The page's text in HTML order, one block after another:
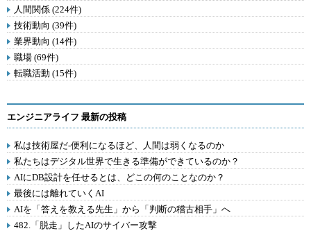
人間関係 (224件)
技術動向 (39件)
業界動向 (14件)
職場 (69件)
転職活動 (15件)
エンジニアライフ 最新の投稿
私は技術屋だ-便利になるほど、人間は弱くなるのか
私たちはデジタル世界で生きる準備ができているのか？
AIにDB設計を任せるとは、どこの何のことなのか？
最後には離れていくAI
AIを「答えを教える先生」から「判断の稽古相手」へ
482.「脱走」したAIのサイバー攻撃